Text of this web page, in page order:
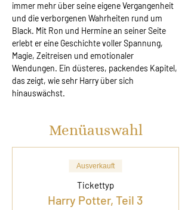
immer mehr über seine eigene Vergangenheit
und die verborgenen Wahrheiten rund um
Black. Mit Ron und Hermine an seiner Seite
erlebt er eine Geschichte voller Spannung,
Magie, Zeitreisen und emotionaler
Wendungen. Ein düsteres, packendes Kapitel,
das zeigt, wie sehr Harry über sich
hinauswächst.
Menüauswahl
Ausverkauft
Tickettyp
Harry Potter, Teil 3